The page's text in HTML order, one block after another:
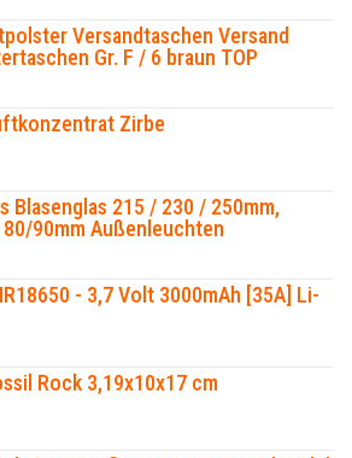
Versandtaschen Versand
Gr. F / 6 braun TOP
Zirbe
Blasenglas 215 / 230 / 250mm,
90mm Außenleuchten
- 3,7 Volt 3000mAh [35A] Li-
Rock 3,19x10x17 cm